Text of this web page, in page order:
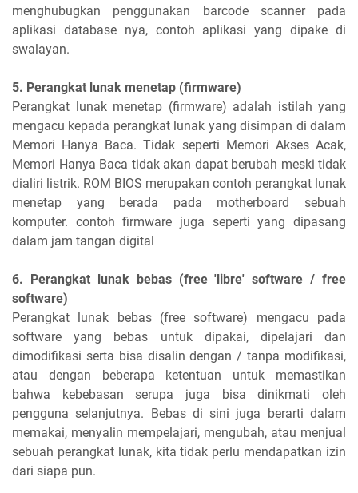
menghubugkan penggunakan barcode scanner pada
aplikasi database nya, contoh aplikasi yang dipake di
swalayan.
5. Perangkat lunak menetap (firmware)
Perangkat lunak menetap (firmware) adalah istilah yang
mengacu kepada perangkat lunak yang disimpan di dalam
Memori Hanya Baca. Tidak seperti Memori Akses Acak,
Memori Hanya Baca tidak akan dapat berubah meski tidak
dialiri listrik. ROM BIOS merupakan contoh perangkat lunak
menetap yang berada pada motherboard sebuah
komputer. contoh firmware juga seperti yang dipasang
dalam jam tangan digital
6. Perangkat lunak bebas (free 'libre' software / free
software)
Perangkat lunak bebas (free software) mengacu pada
software yang bebas untuk dipakai, dipelajari dan
dimodifikasi serta bisa disalin dengan / tanpa modifikasi,
atau dengan beberapa ketentuan untuk memastikan
bahwa kebebasan serupa juga bisa dinikmati oleh
pengguna selanjutnya. Bebas di sini juga berarti dalam
memakai, menyalin mempelajari, mengubah, atau menjual
sebuah perangkat lunak, kita tidak perlu mendapatkan izin
dari siapa pun.